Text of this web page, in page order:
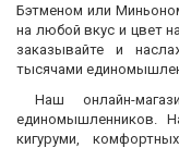
Бэтменом или
на любой вкус и цвет
заказывайте и
тысячами
Наш онлайн-
единомышленников.
кигуруми,